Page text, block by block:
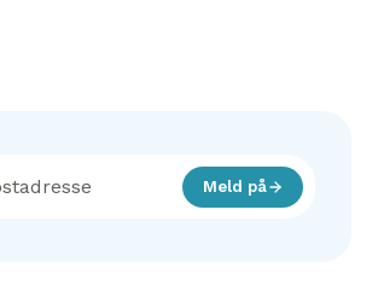
Meld på